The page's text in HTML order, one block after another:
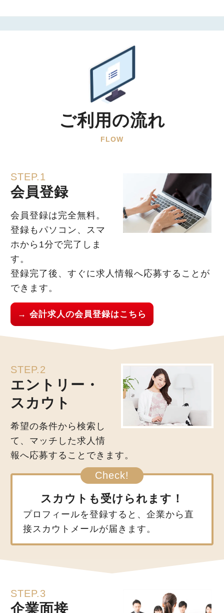
ご利用の流れ
FLOW
STEP.1
会員登録
会員登録は完全無料。
登録もパソコン、スマ
ホから1分で完了しま
す。
登録完了後、すぐに求人情報へ応募することが
できます。
→ 会計求人の会員登録はこちら
STEP.2
エントリー・
スカウト
希望の条件から検索し
て、マッチした求人情
報へ応募することできます。
スカウトも受けられます！
プロフィールを登録すると、企業から直
接スカウトメールが届きます。
STEP.3
企業面接